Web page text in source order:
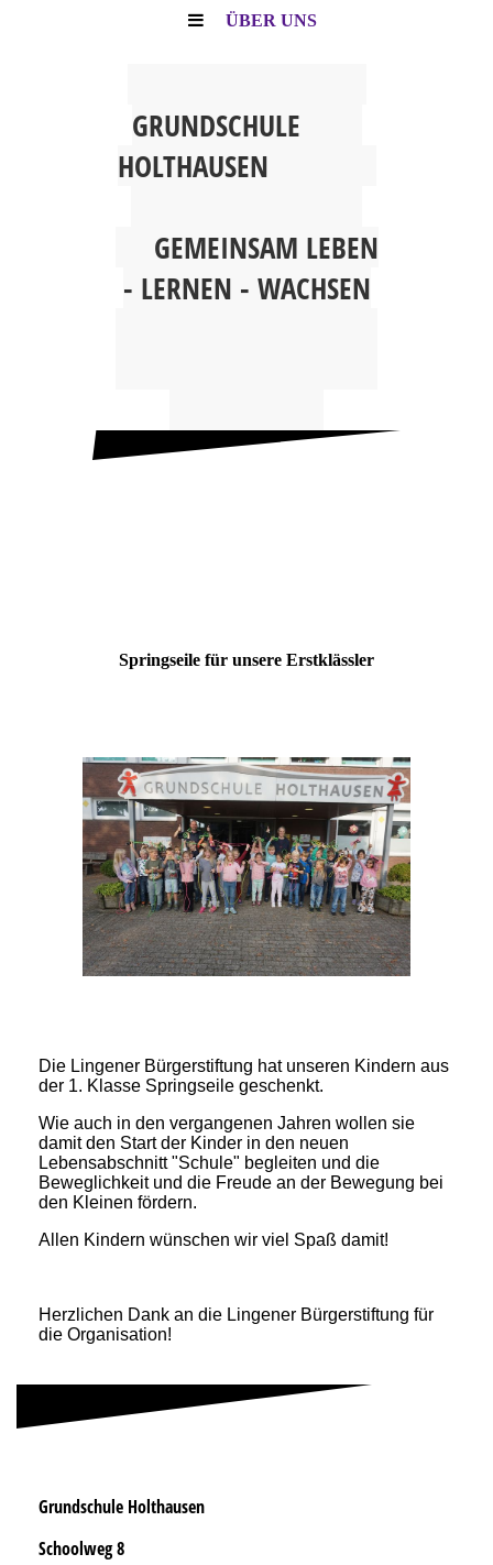
ÜBER UNS
GRUNDSCHULE
HOLTHAUSEN
GEMEINSAM LEBEN
- LERNEN - WACHSEN
Springseile für unsere Erstklässler
Die Lingener Bürgerstiftung hat unseren Kindern aus
der 1. Klasse Springseile geschenkt.
Wie auch in den vergangenen Jahren wollen sie
damit den Start der Kinder in den neuen
Lebensabschnitt "Schule" begleiten und die
Beweglichkeit und die Freude an der Bewegung bei
den Kleinen fördern.
Allen Kindern wünschen wir viel Spaß damit!
Herzlichen Dank an die Lingener Bürgerstiftung für
die Organisation!
Grundschule Holthausen
Schoolweg 8